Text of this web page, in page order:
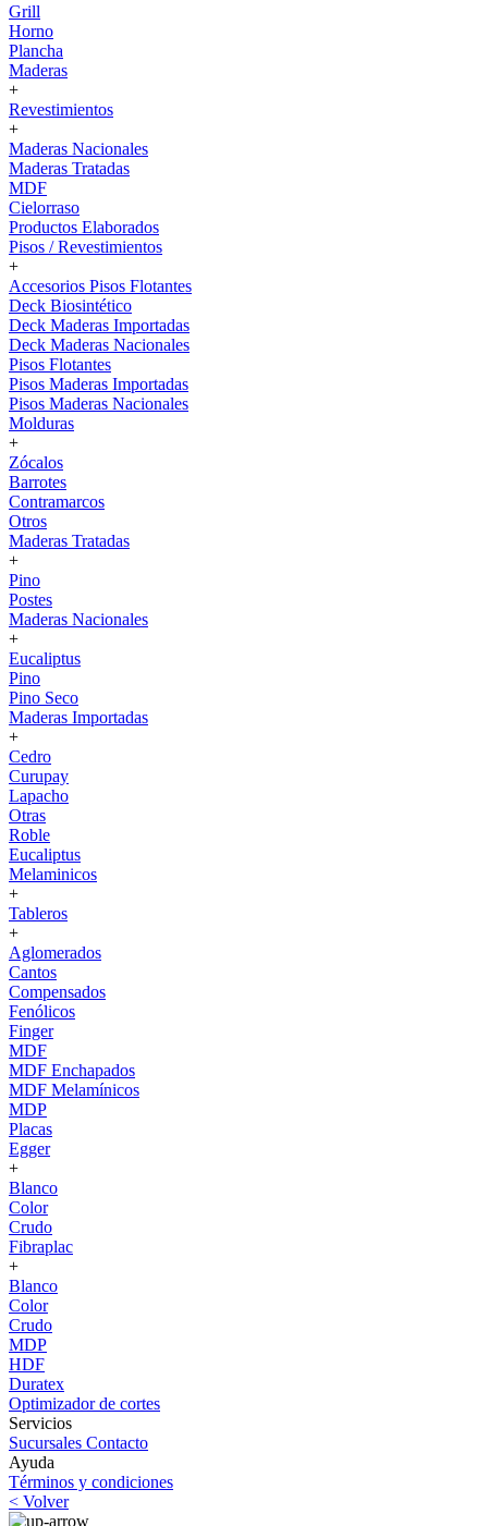
Grill
Horno
Plancha
Maderas
+
Revestimientos
+
Maderas Nacionales
Maderas Tratadas
MDF
Cielorraso
Productos Elaborados
Pisos / Revestimientos
+
Accesorios Pisos Flotantes
Deck Biosintético
Deck Maderas Importadas
Deck Maderas Nacionales
Pisos Flotantes
Pisos Maderas Importadas
Pisos Maderas Nacionales
Molduras
+
Zócalos
Barrotes
Contramarcos
Otros
Maderas Tratadas
+
Pino
Postes
Maderas Nacionales
+
Eucaliptus
Pino
Pino Seco
Maderas Importadas
+
Cedro
Curupay
Lapacho
Otras
Roble
Eucaliptus
Melaminicos
+
Tableros
+
Aglomerados
Cantos
Compensados
Fenólicos
Finger
MDF
MDF Enchapados
MDF Melamínicos
MDP
Placas
Egger
+
Blanco
Color
Crudo
Fibraplac
+
Blanco
Color
Crudo
MDP
HDF
Duratex
Optimizador de cortes
Servicios
Sucursales Contacto
Ayuda
Términos y condiciones
< Volver